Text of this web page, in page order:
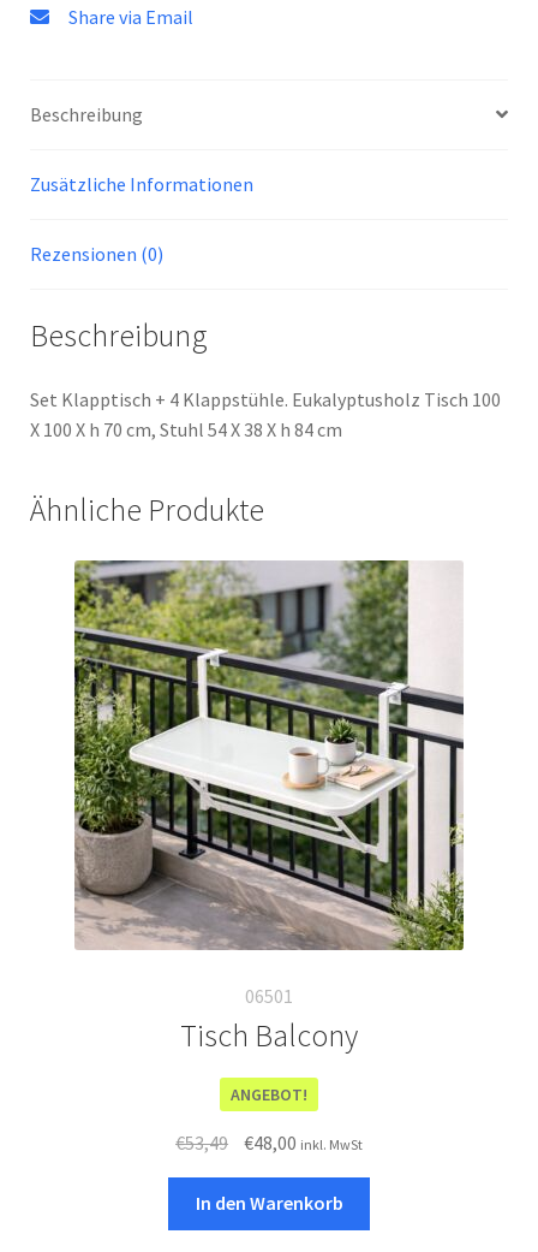
Share via Email
Beschreibung
Zusätzliche Informationen
Rezensionen (0)
Beschreibung
Set Klapptisch + 4 Klappstühle. Eukalyptusholz Tisch 100
X 100 X h 70 cm, Stuhl 54 X 38 X h 84 cm
Ähnliche Produkte
06501
Tisch Balcony
ANGEBOT!
€53,49
Ursprünglicher
war:
€53,49
€48,00Aktueller
ist:
€48,00.
inkl. MwSt
In den Warenkorb